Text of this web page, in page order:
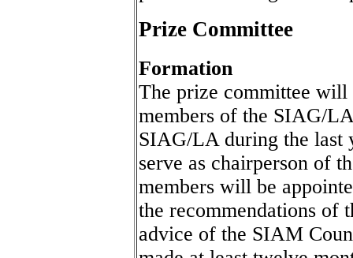
Prize Committee
Formation
The prize committee
members of the SIAG/
SIAG/LA during the last
serve as chairperson of
members will be
the recommendations of
advice of the SIAM